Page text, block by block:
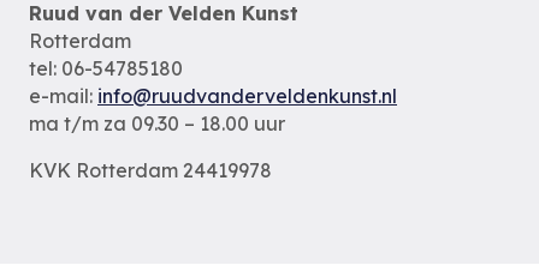
Ruud van der Velden Kunst
Rotterdam
tel: 06-54785180
e-mail: info@ruudvanderveldenkunst.nl
ma t/m za 09.30 – 18.00 uur
KVK Rotterdam 24419978